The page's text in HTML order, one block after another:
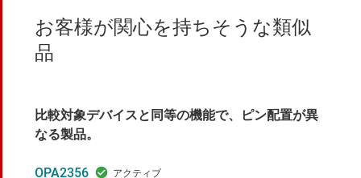
お客様が関心を持ちそうな類似
品
比較対象デバイスと同等の機能で、ピン配置が異
なる製品。
OPA2356